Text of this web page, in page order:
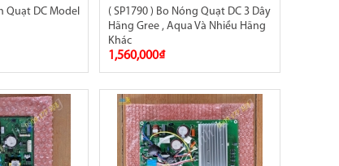
Quạt DC Model
( SP1790 ) Bo Nóng Quạt DC 3 Dây
Hãng Gree , Aqua Và Nhiều Hãng
Khác
1,560,000₫